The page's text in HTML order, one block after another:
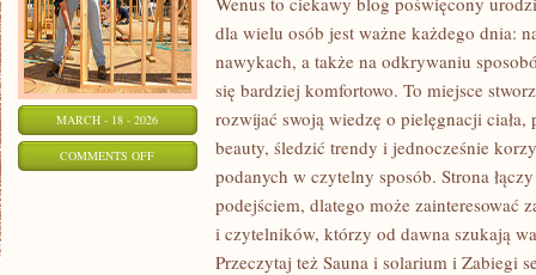
MARCH - 18 - 2026
COMMENTS OFFON
KOSMETOLOGIA
dla wielu osób jest ważne każdego dnia:
nawykach, a także na odkrywaniu
się bardziej komfortowo. To miejsce
rozwijać swoją wiedzę o pielęgnacji
beauty, śledzić trendy i jednocześnie
podanych w czytelny sposób. Strona
podejściem, dlatego może zainteresować
i czytelników, którzy od dawna szukają
Przeczytaj też Sauna i solarium i Zabiegi